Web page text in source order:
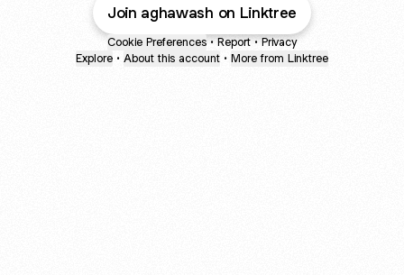
Join aghawash on Linktree
Cookie Preferences • Report • Privacy
Explore • About this account • More from Linktree